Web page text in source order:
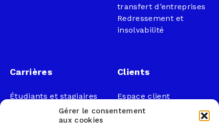
Gérer le consentement
aux cookies
transfert d’entreprises
Redressement et
insolvabilité
Carrières
Étudiants et stagiaires
Professionnels
Nous joindre
Clients
Espace client
Légal